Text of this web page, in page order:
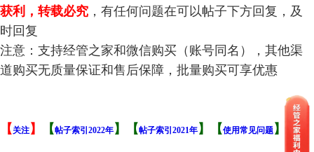
获利，转载必究 ，有任何问题在可以帖子下方回复，及
时回复
注意：支持经管之家和微信购买（账号同名），其他渠
道购买无质量保证和售后保障，批量购买可享优惠
【 关注 】 【帖子索引2022年 】【帖子索引2021年 】【使用常见问题 】